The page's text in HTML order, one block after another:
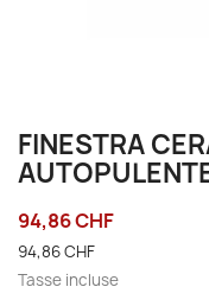
FINESTRA
94,86 CHF
94,86 CHF
Tasse incluse